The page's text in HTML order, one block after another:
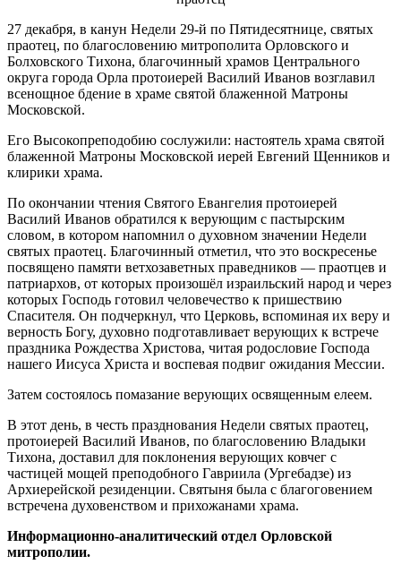
27 декабря, в канун Недели 29-й по Пятидесятнице, святых
праотец, по благословению митрополита Орловского и
Болховского Тихона, благочинный храмов Центрального
округа города Орла протоиерей Василий Иванов возглавил
всенощное бдение в храме святой блаженной Матроны
Московской.
Его Высокопреподобию сослужили: настоятель храма святой
блаженной Матроны Московской иерей Евгений Щенников и
клирики храма.
По окончании чтения Святого Евангелия протоиерей
Василий Иванов обратился к верующим с пастырским
словом, в котором напомнил о духовном значении Недели
святых праотец. Благочинный отметил, что это воскресенье
посвящено памяти ветхозаветных праведников — праотцев и
патриархов, от которых произошёл израильский народ и через
которых Господь готовил человечество к пришествию
Спасителя. Он подчеркнул, что Церковь, вспоминая их веру и
верность Богу, духовно подготавливает верующих к встрече
праздника Рождества Христова, читая родословие Господа
нашего Иисуса Христа и воспевая подвиг ожидания Мессии.
Затем состоялось помазание верующих освященным елеем.
В этот день, в честь празднования Недели святых праотец,
протоиерей Василий Иванов, по благословению Владыки
Тихона, доставил для поклонения верующих ковчег с
частицей мощей преподобного Гавриила (Ургебадзе) из
Архиерейской резиденции. Святыня была с благоговением
встречена духовенством и прихожанами храма.
Информационно-аналитический отдел Орловской
митрополии.